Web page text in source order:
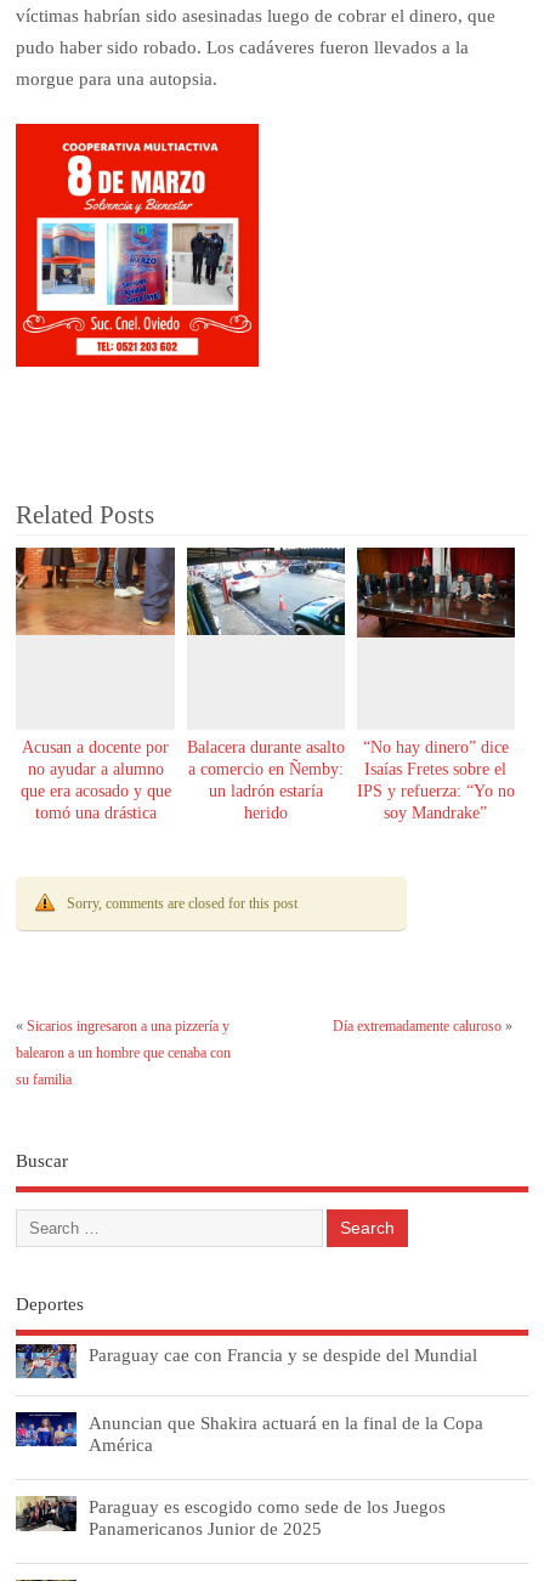
víctimas habrían sido asesinadas luego de cobrar el dinero, que
pudo haber sido robado. Los cadáveres fueron llevados a la
morgue para una autopsia.
Related Posts
Acusan a docente por
no ayudar a alumno
que era acosado y que
tomó una drástica
Balacera durante asalto
a comercio en Ñemby:
un ladrón estaría
herido
“No hay dinero” dice
Isaías Fretes sobre el
IPS y refuerza: “Yo no
soy Mandrake”
Sorry, comments are closed for this post
«Sicarios ingresaron a una pizzería y
balearon a un hombre que cenaba con
su familia
Día extremadamente caluroso»
Buscar
Deportes
Paraguay cae con Francia y se despide del Mundial
Anuncian que Shakira actuará en la final de la Copa
América
Paraguay es escogido como sede de los Juegos
Panamericanos Junior de 2025